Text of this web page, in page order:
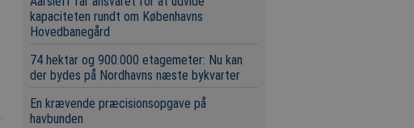
kapaciteten rundt om Københavns
Hovedbanegård
74 hektar og 900.000 etagemeter: Nu kan
der bydes på Nordhavns næste bykvarter
En krævende præcisionsopgave på
havbunden